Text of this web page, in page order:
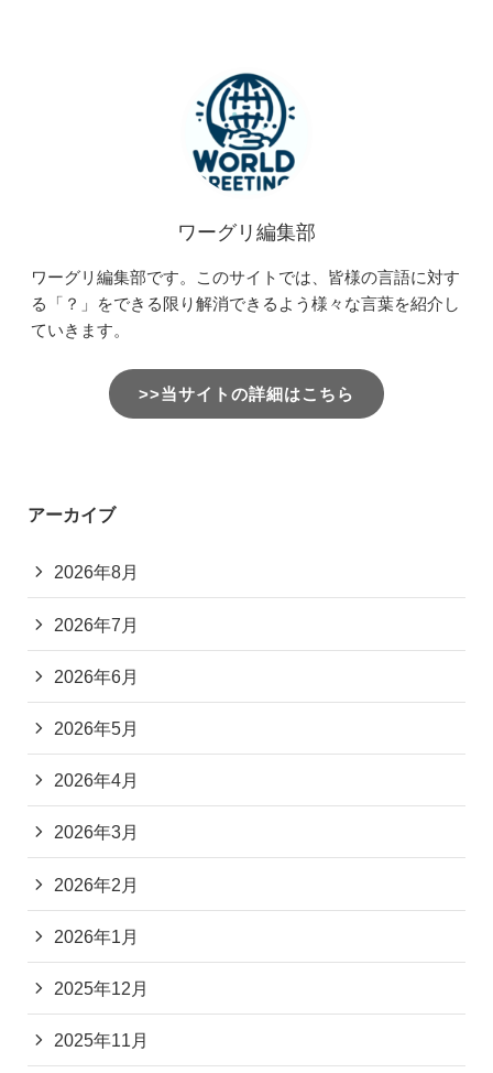
ワーグリ編集部
ワーグリ編集部です。このサイトでは、皆様の言語に対す
る「？」をできる限り解消できるよう様々な言葉を紹介し
ていきます。
>>当サイトの詳細はこちら
アーカイブ
2026年8月
2026年7月
2026年6月
2026年5月
2026年4月
2026年3月
2026年2月
2026年1月
2025年12月
2025年11月